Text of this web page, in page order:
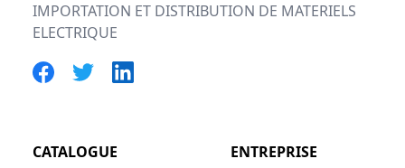
IMPORTATION ET DISTRIBUTION DE MATERIELS
ELECTRIQUE
CATALOGUE ENTREPRISE